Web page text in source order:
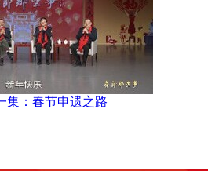
集：春节申遗之路